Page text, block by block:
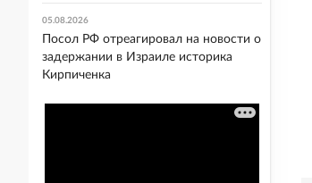
05.08.2026
Посол РФ отреагировал на новости о
задержании в Израиле историка
Кирпиченка